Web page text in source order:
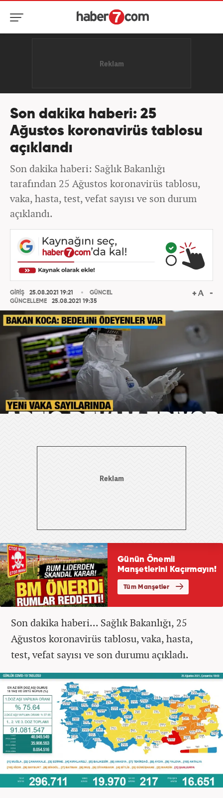
Son dakika haberi: 25
Ağustos koronavirüs tablosu
açıklandı
Son dakika haberi: Sağlık Bakanlığı
tarafından 25 Ağustos koronavirüs tablosu,
vaka, hasta, test, vefat sayısı ve son durum
açıklandı.
GİRİŞ
25.08.2021 19:21
GÜNCELLEME
25.08.2021 19:35
GÜNCEL
Son dakika haberi... Sağlık Bakanlığı, 25
Ağustos koronavirüs tablosu, vaka, hasta,
test, vefat sayısı ve son durumu açıkladı.